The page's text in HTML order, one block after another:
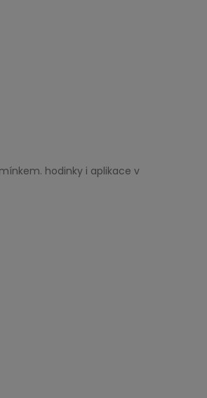
hodinky i aplikace v